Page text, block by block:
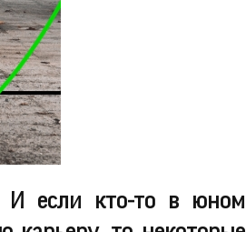
И если кто-то в юном